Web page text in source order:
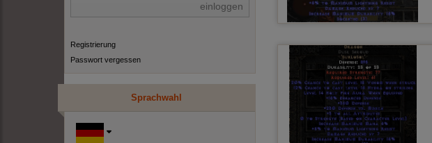
einloggen
Registrierung
Passwort vergessen
Sprachwahl